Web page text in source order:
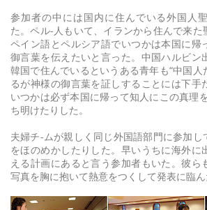
参加者の中には国内に住んでいる外国人
た。ペル-人もいて、イランから住んで来た
ペイン語とペルシア語でいつかは本国に帰
御言葉を伝えたいと言った。中国ハルビン
韓国で住んでいるというある青年も“中国
るが神様の御言葉を証しすることには下手
いつかは必ず本国に帰って知人にこの真理
ち明けたりした。
夫婦チ-ムが親しく同じ外国語部門に参加
をほのめかしたりした。早いうちに海外に
える計画にあると言う参加者もいた。彼ら
写真を胸に抱いて熱意をつくして発表に臨ん